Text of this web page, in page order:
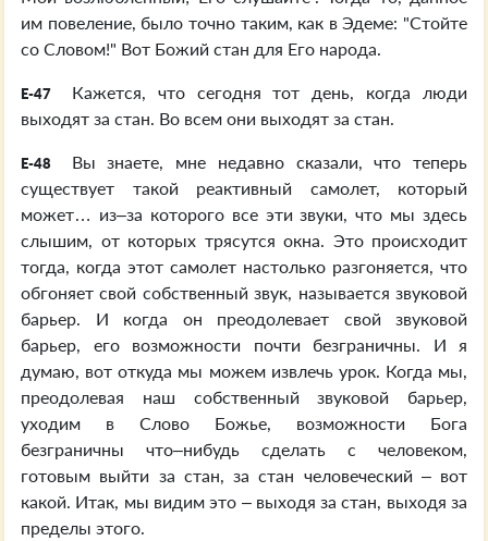
им повеление, было точно таким, как в Эдеме: "Стойте
со Словом!" Вот Божий стан для Его народа.
E-47
Кажется, что сегодня тот день, когда люди
выходят за стан. Во всем они выходят за стан.
E-48
Вы знаете, мне недавно сказали, что теперь
существует такой реактивный самолет, который
может… из–за которого все эти звуки, что мы здесь
слышим, от которых трясутся окна. Это происходит
тогда, когда этот самолет настолько разгоняется, что
обгоняет свой собственный звук, называется звуковой
барьер. И когда он преодолевает свой звуковой
барьер, его возможности почти безграничны. И я
думаю, вот откуда мы можем извлечь урок. Когда мы,
преодолевая наш собственный звуковой барьер,
уходим в Слово Божье, возможности Бога
безграничны что–нибудь сделать с человеком,
готовым выйти за стан, за стан человеческий – вот
какой. Итак, мы видим это – выходя за стан, выходя за
пределы этого.